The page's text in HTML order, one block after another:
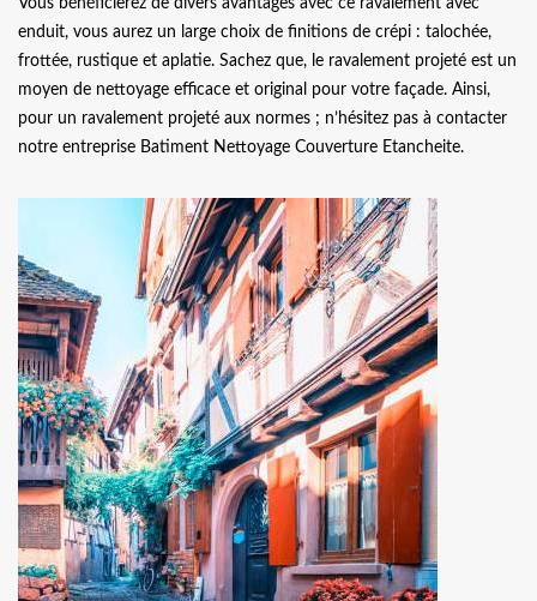
Vous bénéficierez de divers avantages avec ce ravalement avec
enduit, vous aurez un large choix de finitions de crépi : talochée,
frottée, rustique et aplatie. Sachez que, le ravalement projeté est un
moyen de nettoyage efficace et original pour votre façade. Ainsi,
pour un ravalement projeté aux normes ; n’hésitez pas à contacter
notre entreprise Batiment Nettoyage Couverture Etancheite.